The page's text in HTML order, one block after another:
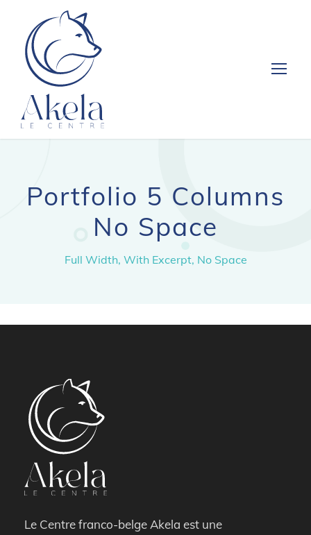
Portfolio 5 Columns
No Space
Full Width, With Excerpt, No Space
Le Centre franco-belge Akela est une